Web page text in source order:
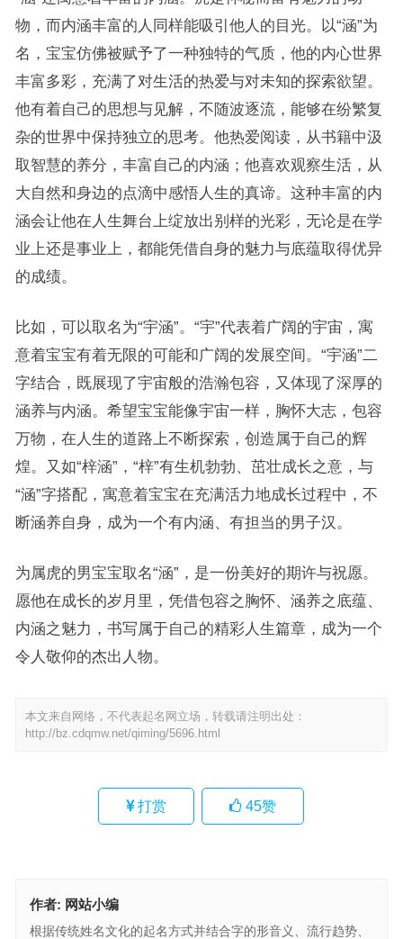
物，而内涵丰富的人同样能吸引他人的目光。以“涵”为
名，宝宝仿佛被赋予了一种独特的气质，他的内心世界
丰富多彩，充满了对生活的热爱与对未知的探索欲望。
他有着自己的思想与见解，不随波逐流，能够在纷繁复
杂的世界中保持独立的思考。他热爱阅读，从书籍中汲
取智慧的养分，丰富自己的内涵；他喜欢观察生活，从
大自然和身边的点滴中感悟人生的真谛。这种丰富的内
涵会让他在人生舞台上绽放出别样的光彩，无论是在学
业上还是事业上，都能凭借自身的魅力与底蕴取得优异
的成绩。
比如，可以取名为“宇涵”。“宇”代表着广阔的宇宙，寓
意着宝宝有着无限的可能和广阔的发展空间。“宇涵”二
字结合，既展现了宇宙般的浩瀚包容，又体现了深厚的
涵养与内涵。希望宝宝能像宇宙一样，胸怀大志，包容
万物，在人生的道路上不断探索，创造属于自己的辉
煌。又如“梓涵”，“梓”有生机勃勃、茁壮成长之意，与
“涵”字搭配，寓意着宝宝在充满活力地成长过程中，不
断涵养自身，成为一个有内涵、有担当的男子汉。
为属虎的男宝宝取名“涵”，是一份美好的期许与祝愿。
愿他在成长的岁月里，凭借包容之胸怀、涵养之底蕴、
内涵之魅力，书写属于自己的精彩人生篇章，成为一个
令人敬仰的杰出人物。
本文来自网络，不代表起名网立场，转载请注明出处：
http://bz.cdqmw.net/qiming/5696.html
打赏 45赞
作者: 网站小编
根据传统姓名文化的起名方式并结合字的形音义、流行趋势、